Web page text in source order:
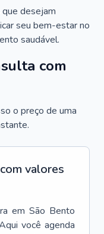
desejam
seu bem-estar no
saudável.
com
o preço de uma
valores
em São Bento
você agenda